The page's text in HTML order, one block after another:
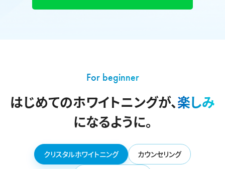
For beginner
はじめてのホワイトニングが、楽しみ
になるように。
クリスタルホワイトニング カウンセリング